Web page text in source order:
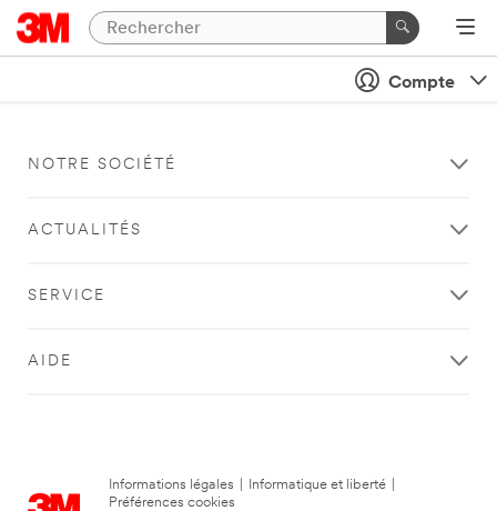
Compte
NOTRE SOCIÉTÉ
ACTUALITÉS
SERVICE
AIDE
Informations légales Informatique et liberté
Préférences cookies